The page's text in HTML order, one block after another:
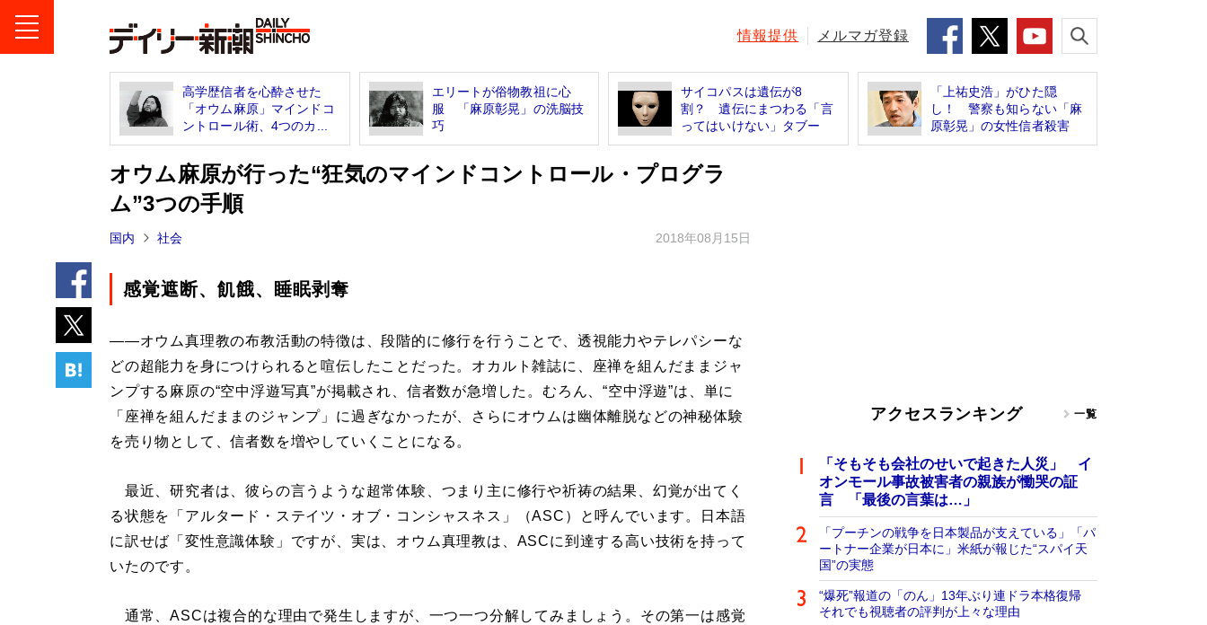
情報提供 メルマガ登録
高学歴信者を心酔させた
「オウム麻原」マインドコ
ントロール術、4つのカ...
エリートが俗物教祖に心
服 「麻原彰晃」の洗脳技
巧
サイコパスは遺伝が8
割？ 遺伝にまつわる「言
ってはいけない」タブー
「上祐史浩」がひた隠
し！ 警察も知らない「麻
原彰晃」の女性信者殺害
オウム麻原が行った“狂気のマインドコントロール・プログラ
ム”3つの手順
国内 社会 2018年08月15日
感覚遮断、飢餓、睡眠剥奪
――オウム真理教の布教活動の特徴は、段階的に修行を行うことで、透視能力やテレパシーな
どの超能力を身につけられると喧伝したことだった。オカルト雑誌に、座禅を組んだままジャ
ンプする麻原の“空中浮遊写真”が掲載され、信者数が急増した。むろん、“空中浮遊”は、単に
「座禅を組んだままのジャンプ」に過ぎなかったが、さらにオウムは幽体離脱などの神秘体験
を売り物として、信者数を増やしていくことになる。
最近、研究者は、彼らの言うような超常体験、つまり主に修行や祈祷の結果、幻覚が出てく
る状態を「アルタード・ステイツ・オブ・コンシャスネス」（ASC）と呼んでいます。日本語
に訳せば「変性意識体験」ですが、実は、オウム真理教は、ASCに到達する高い技術を持って
いたのです。
通常、ASCは複合的な理由で発生しますが、一つ一つ分解してみましょう。その第一は感覚
アクセスランキング 一覧
「そもそも会社のせいで起きた人災」 イ
オンモール事故被害者の親族が慟哭の証
言 「最後の言葉は…」
「プーチンの戦争を日本製品が支えている」「パ
ートナー企業が日本に」米紙が報じた“スパイ天
国”の実態
“爆死”報道の「のん」13年ぶり連ドラ本格復帰
それでも視聴者の評判が上々な理由